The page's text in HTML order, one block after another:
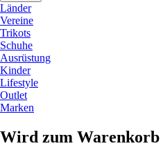
Länder
Vereine
Trikots
Schuhe
Ausrüstung
Kinder
Lifestyle
Outlet
Marken
Wird zum Warenkorb